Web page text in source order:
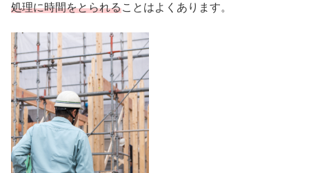
処理に時間をとられることはよくあります。